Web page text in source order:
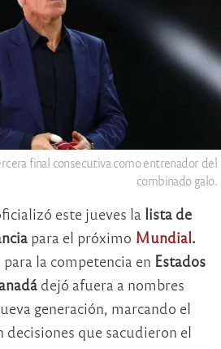
final consecutiva como entrenador del
combinado galo.
este jueves la lista de
para el próximo Mundial.
la competencia en Estados
dejó afuera a nombres
generación, marcando el
decisiones que sacudieron el